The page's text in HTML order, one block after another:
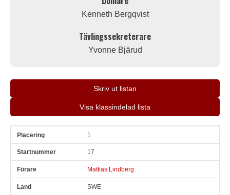
Kenneth Bergqvist
Tävlingssekreterare
Yvonne Bjärud
Skriv ut listan
Visa klassindelad lista
Pl Snr 1
17
Mattias Lindberg
SWE